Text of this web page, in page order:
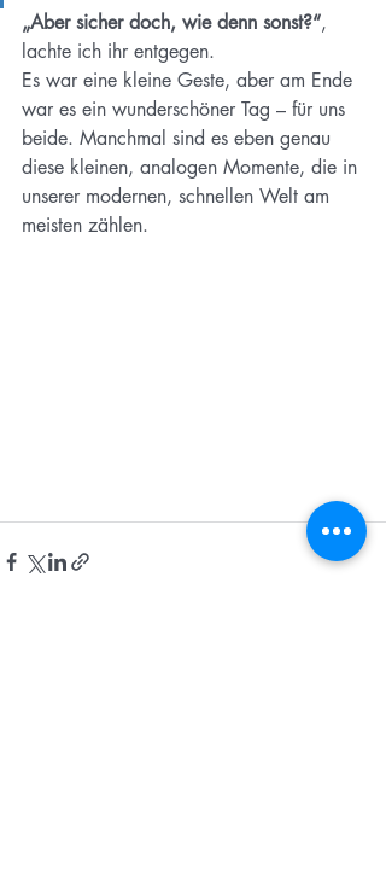
„Aber sicher doch, wie denn sonst?“,
lachte ich ihr entgegen.
Es war eine kleine Geste, aber am Ende
war es ein wunderschöner Tag – für uns
beide. Manchmal sind es eben genau
diese kleinen, analogen Momente, die in
unserer modernen, schnellen Welt am
meisten zählen.